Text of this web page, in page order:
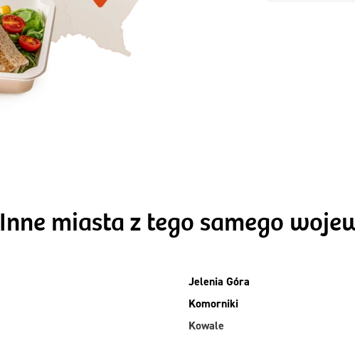
Zamów dietę!
Inne miasta z tego samego
Jelenia Góra
Komorniki
Kowale